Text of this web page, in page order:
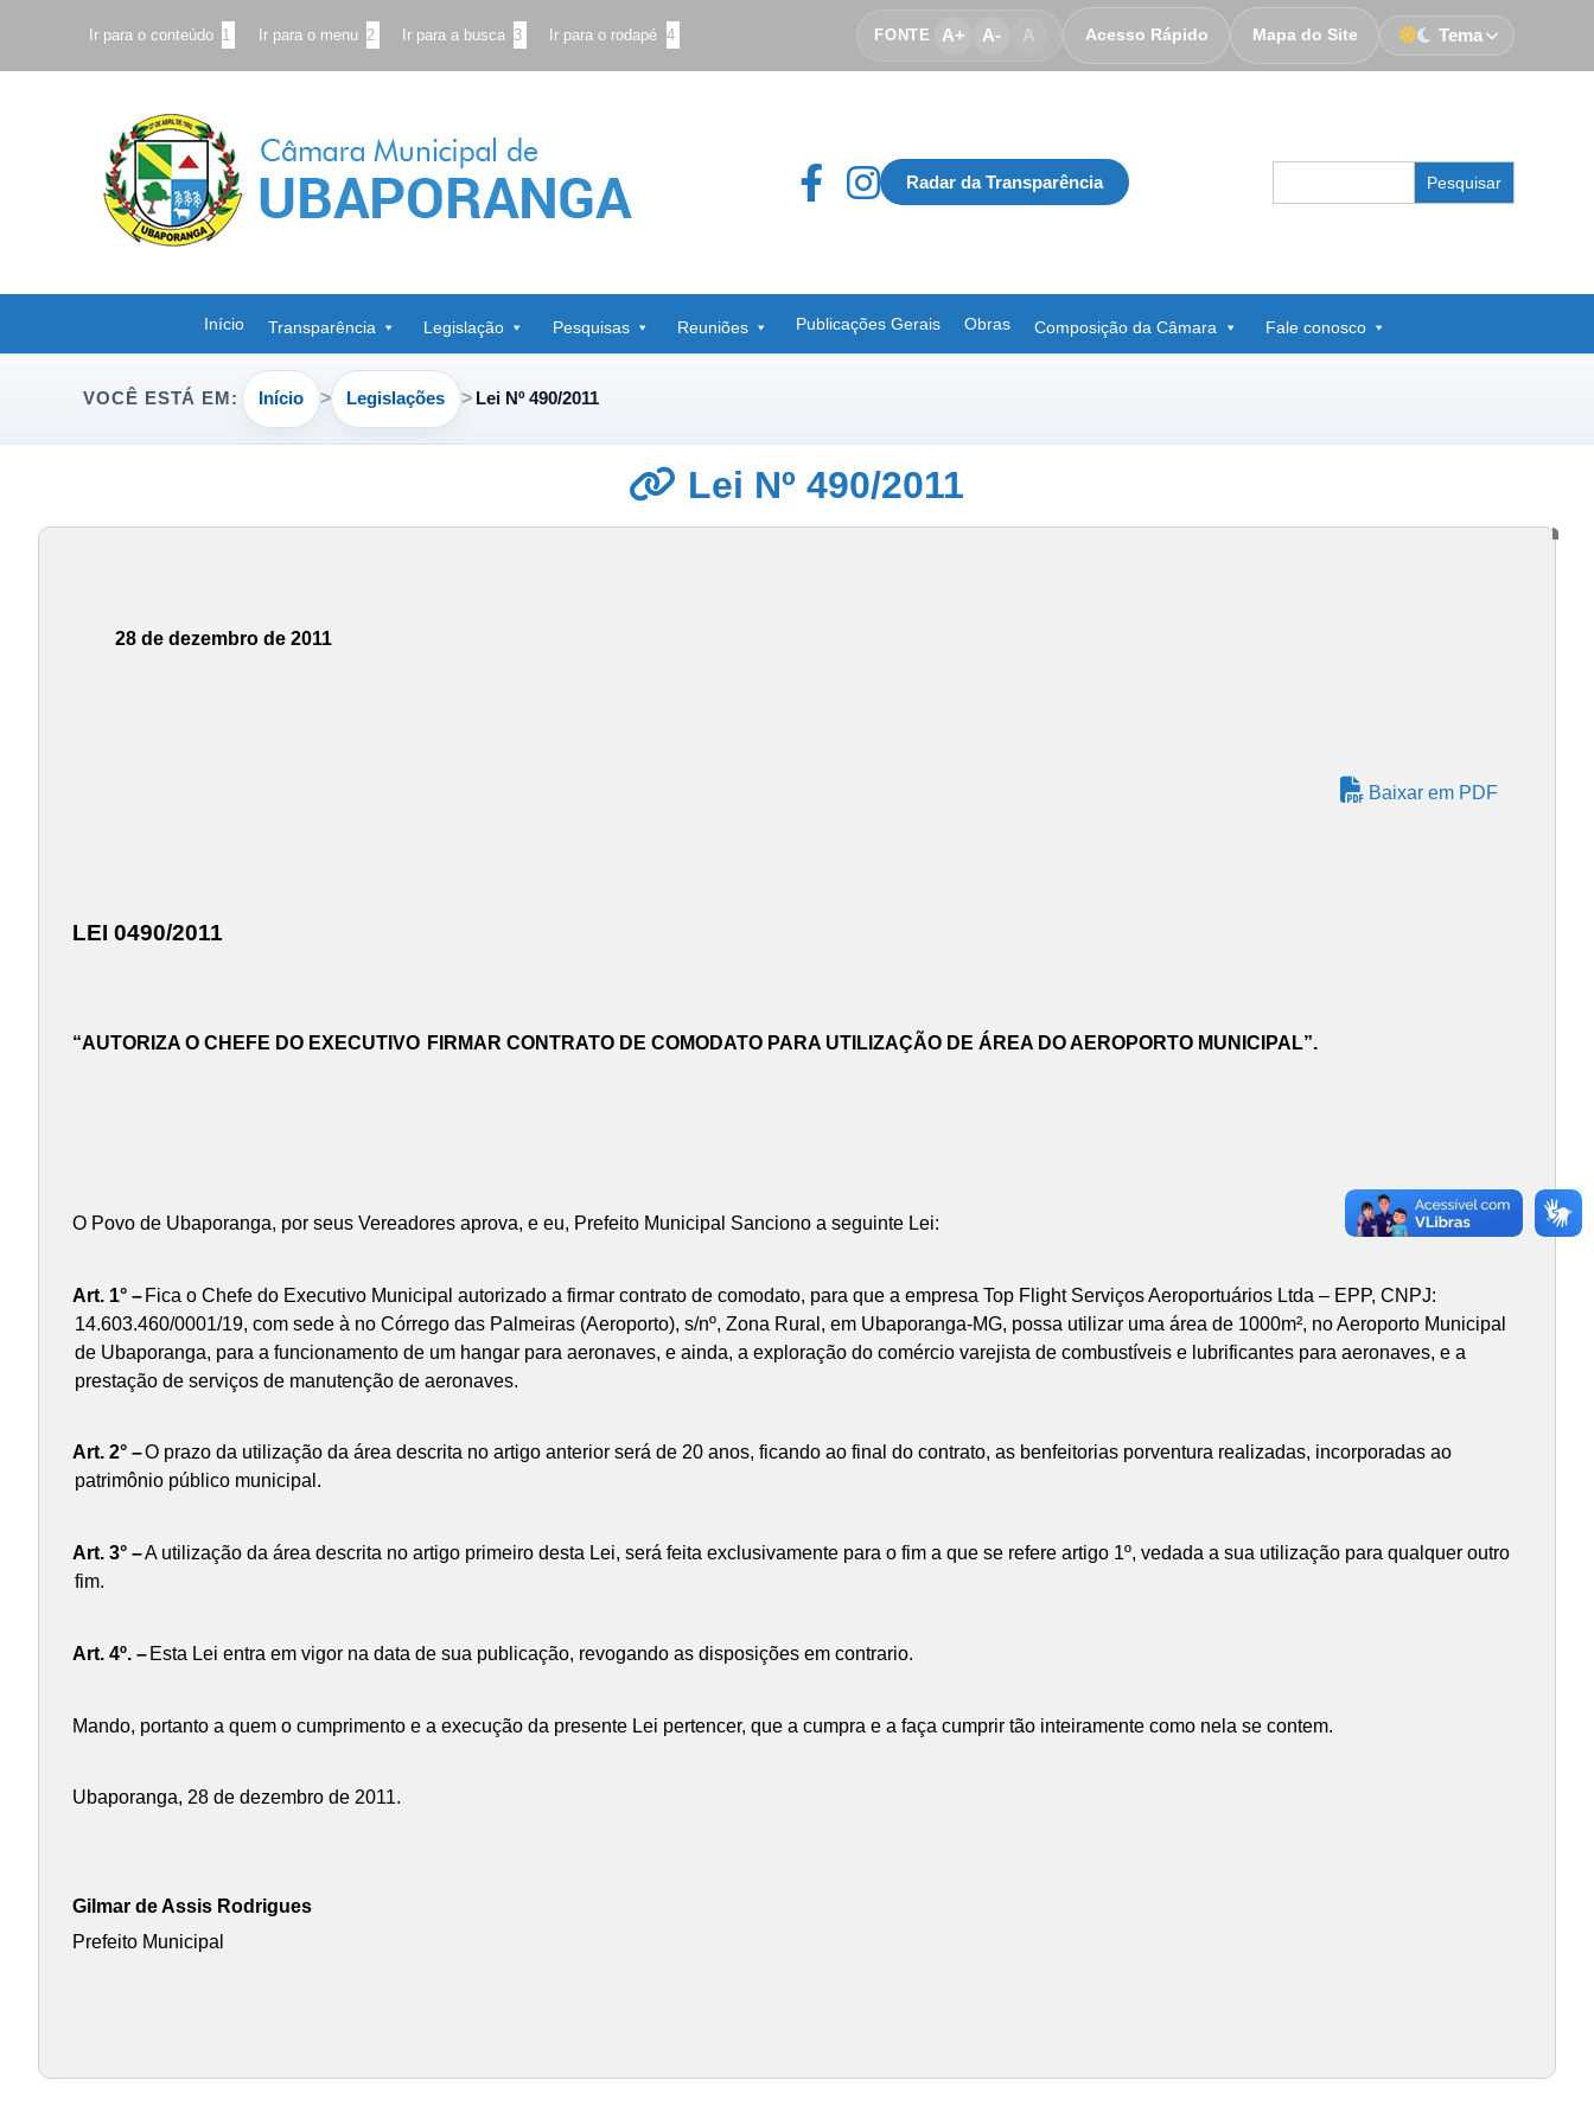
Ir para o conteúdo 1 Ir para o menu 2 Ir para a busca 3 Ir para o rodapé 4 FONTE A+ A- A Acesso Rápido Mapa do Site Tema
Radar da Transparência
for:
Início Transparência Legislação Pesquisas Reuniões Publicações Gerais Obras Composição da Câmara Fale conosco
VOCÊ ESTÁ EM: Início Legislações Lei Nº 490/2011
Lei Nº 490/2011
28 de dezembro de 2011
Baixar em PDF
LEI 0490/2011
“AUTORIZA O CHEFE DO EXECUTIVO FIRMAR CONTRATO DE COMODATO PARA UTILIZAÇÃO DE ÁREA DO AEROPORTO MUNICIPAL”.
O Povo de Ubaporanga, por seus Vereadores aprova, e eu, Prefeito Municipal Sanciono a seguinte Lei:
Art. 1° – Fica o Chefe do Executivo Municipal autorizado a firmar contrato de comodato, para que a empresa Top Flight Serviços Aeroportuários Ltda – EPP, CNPJ:
14.603.460/0001/19, com sede à no Córrego das Palmeiras (Aeroporto), s/nº, Zona Rural, em Ubaporanga-MG, possa utilizar uma área de 1000m², no Aeroporto Municipal
de Ubaporanga, para a funcionamento de um hangar para aeronaves, e ainda, a exploração do comércio varejista de combustíveis e lubrificantes para aeronaves, e a
prestação de serviços de manutenção de aeronaves.
Art. 2° –O prazo da utilização da área descrita no artigo anterior será de 20 anos, ficando ao final do contrato, as benfeitorias porventura realizadas, incorporadas ao
patrimônio público municipal.
Art. 3° –A utilização da área descrita no artigo primeiro desta Lei, será feita exclusivamente para o fim a que se refere artigo 1º, vedada a sua utilização para qualquer outro
fim.
Art. 4º. – Esta Lei entra em vigor na data de sua publicação, revogando as disposições em contrario.
Mando, portanto a quem o cumprimento e a execução da presente Lei pertencer, que a cumpra e a faça cumprir tão inteiramente como nela se contem.
Ubaporanga, 28 de dezembro de 2011.
Gilmar de Assis Rodrigues
Prefeito Municipal